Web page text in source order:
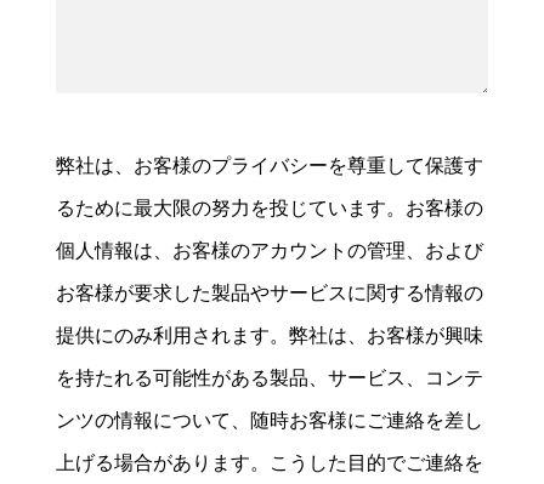
弊社は、お客様のプライバシーを尊重して保護す
るために最大限の努力を投じています。お客様の
個人情報は、お客様のアカウントの管理、および
お客様が要求した製品やサービスに関する情報の
提供にのみ利用されます。弊社は、お客様が興味
を持たれる可能性がある製品、サービス、コンテ
ンツの情報について、随時お客様にご連絡を差し
上げる場合があります。こうした目的でご連絡を